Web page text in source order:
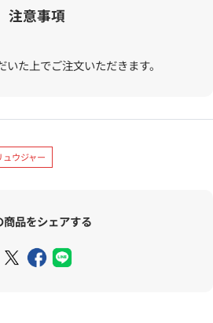
注意事項
た上でご注文いただきます。
ウジャー
商品をシェアする